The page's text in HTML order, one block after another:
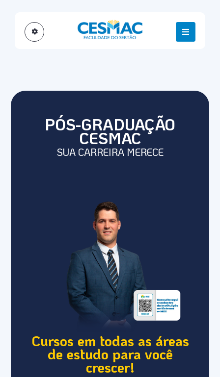
PÓS-GRADUAÇÃO
CESMAC
SUA CARREIRA MERECE
Cursos em todas as áreas
de estudo para você
crescer!